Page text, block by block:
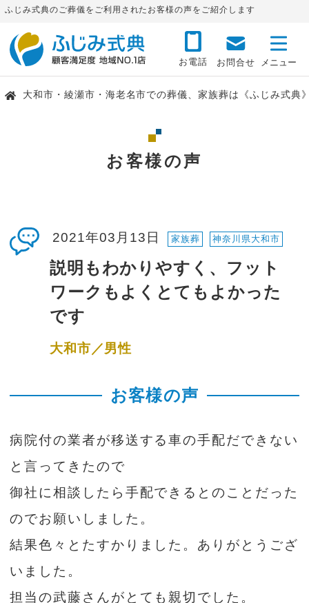
ふじみ式典のご葬儀をご利用されたお客様の声をご紹介します
お電話 お問合せ
大和市・綾瀬市・海老名市での葬儀、家族葬は《ふじみ式典
お客様の声
2021年03月13日 家族葬 神奈川県大和市
説明もわかりやすく、フット
ワークもよくとてもよかった
です
大和市／男性
お客様の声
病院付の業者が移送する車の手配だできない
と言ってきたので
御社に相談したら手配できるとのことだった
のでお願いしました。
結果色々とたすかりました。ありがとうござ
いました。
担当の武藤さんがとても親切でした。